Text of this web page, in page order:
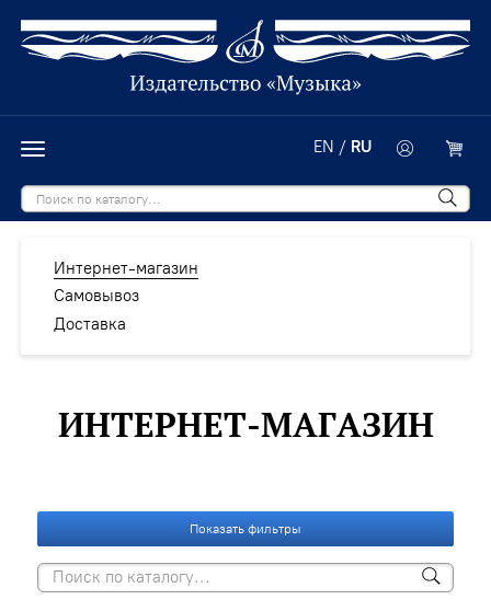
EN / RU
Интернет-магазин
Самовывоз
Доставка
ИНТЕРНЕТ-МАГАЗИН
Показать фильтры